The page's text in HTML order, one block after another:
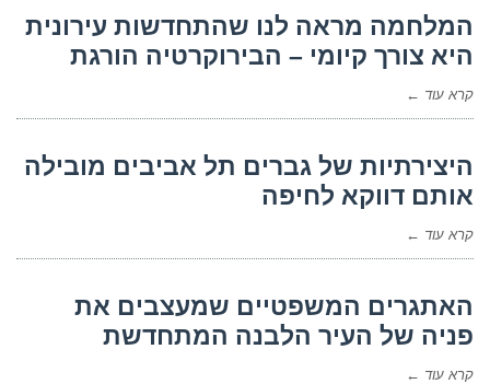
המלחמה מראה לנו שהתחדשות עירונית
היא צורך קיומי – הבירוקרטיה הורגת
קרא עוד ←
היצירתיות של גברים תל אביבים מובילה
אותם דווקא לחיפה
קרא עוד ←
האתגרים המשפטיים שמעצבים את
פניה של העיר הלבנה המתחדשת
קרא עוד ←